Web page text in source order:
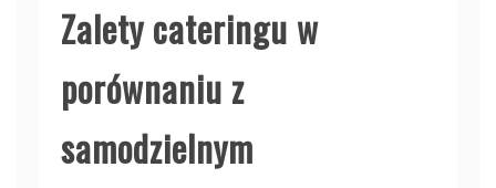
Zalety cateringu w
porównaniu z
samodzielnym